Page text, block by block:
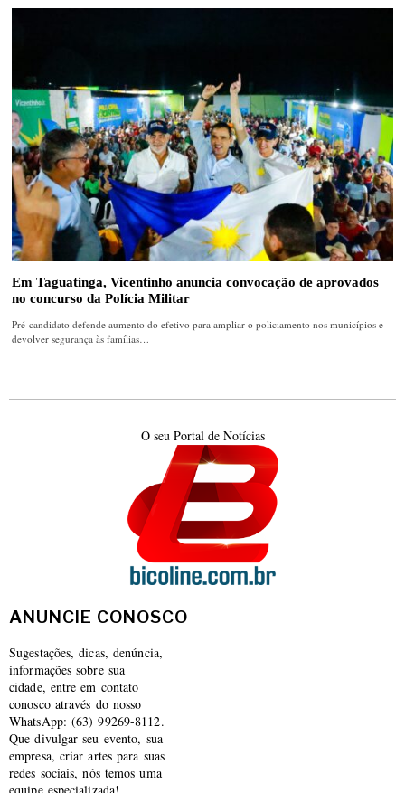
Em Taguatinga, Vicentinho anuncia convocação de aprovados
no concurso da Polícia Militar
Pré-candidato defende aumento do efetivo para ampliar o policiamento nos municípios e
devolver segurança às famílias…
O seu Portal de Notícias
ANUNCIE CONOSCO
Sugestações, dicas, denúncia,
informações sobre sua
cidade, entre em contato
conosco através do nosso
WhatsApp: (63) 99269-8112.
Que divulgar seu evento, sua
empresa, criar artes para suas
redes sociais, nós temos uma
equipe especializada!